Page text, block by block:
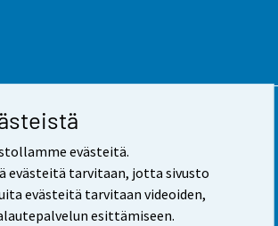
evästeitä.
evästeitä tarvitaan, jotta sivusto
evästeitä tarvitaan videoiden,
esittämiseen.